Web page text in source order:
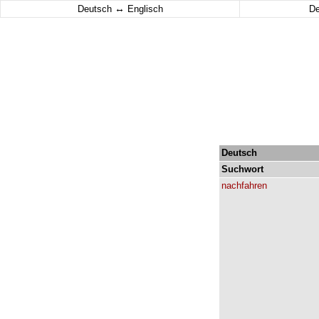
Deutsch ↔ Englisch
Deutsch
Suchwort
nachfahren